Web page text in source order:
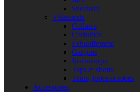
Sneakers
Vêtements
Collants
Costumes
Échauffement
Garçons
Justaucorps
Tops et shorts
Tutus, jupes et robes
Accessoires